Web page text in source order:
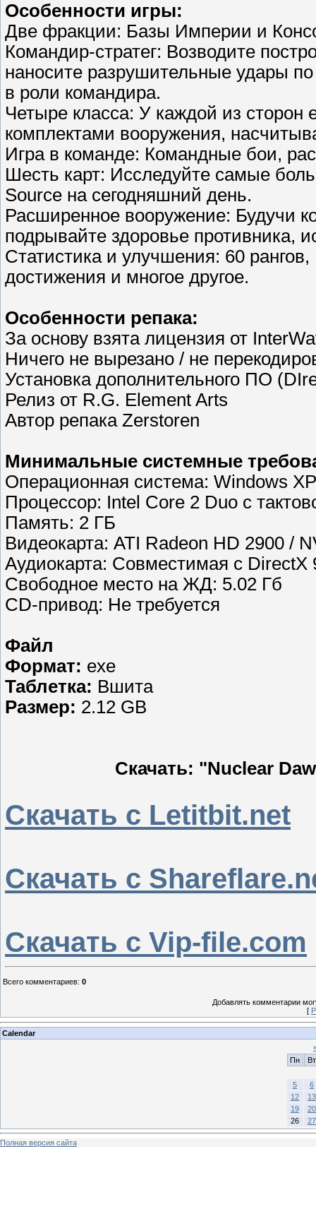
Особенности игры:
Две фракции: Базы Империи и
Командир-стратег: Возводите
наносите разрушительные удары
в роли командира.
Четыре класса: У каждой из сторон
комплектами вооружения,
Игра в команде: Командные бои,
Шесть карт: Исследуйте самые
Source на сегодняшний день.
Расширенное вооружение: Будучи
подрывайте здоровье противника,
Статистика и улучшения: 60
достижения и многое другое.
Особенности репака:
За основу взята лицензия от
Ничего не вырезано / не
Установка дополнительного ПО
Релиз от R.G. Element Arts
Автор репака Zerstoren
Минимальные системные
Операционная система: Windows
Процессор: Intel Core 2 Duo с
Память: 2 ГБ
Видеокарта: ATI Radeon HD 2900 /
Аудиокарта: Совместимая с DirectX
Свободное место на ЖД: 5.02 Гб
CD-привод: Не требуется
Файл
Формат: exe
Таблетка: Вшита
Размер: 2.12 GB
Скачать: "Nuclear
Скачать с Letitbit.net
Скачать с
Скачать с Vip-file.com
Всего комментариев: 0
Добавлять комментарии
[
Calendar
Пн
Вт
5
6
12
13
19
20
26
27
Полная версия сайта